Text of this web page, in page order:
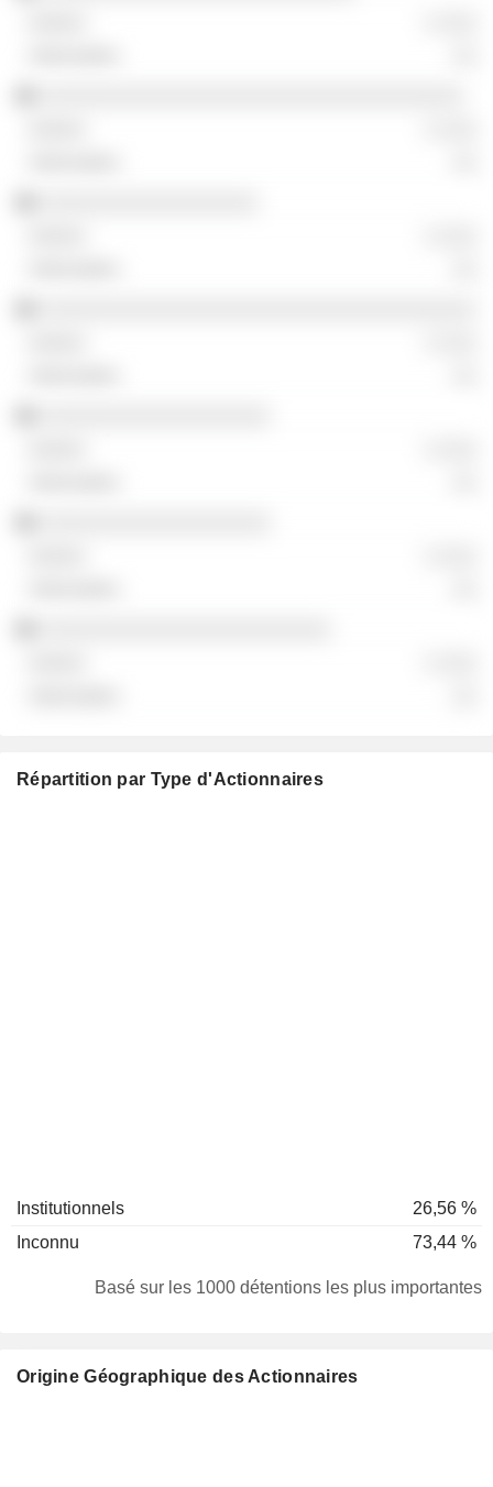
Répartition par Type d'Actionnaires
Institutionnels
26,56 %
Inconnu
73,44 %
Basé sur les 1000 détentions les plus importantes
Origine Géographique des Actionnaires